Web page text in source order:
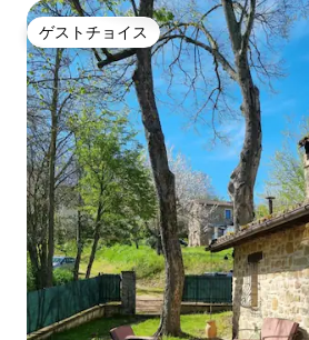
ゲストチョイス
ゲストチョイス